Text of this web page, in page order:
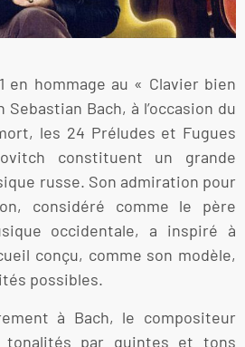
en hommage au « Clavier bien
Bach, à l’occasion du
les 24 Préludes et Fugues
constituent un grande
russe. Son admiration pour
considéré comme le père
occidentale, a inspiré à
conçu, comme son modèle,
possibles.
à Bach, le compositeur
tonalités par quintes et tons